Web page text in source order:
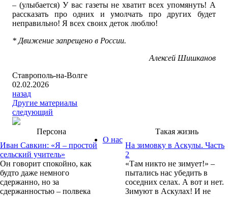
– (улыбается) У вас газеты не хватит всех упомянуть! А
рассказать про одних и умолчать про других будет
неправильно! Я всех своих деток люблю!
* Движение запрещено в России.
Алексей Шишканов
Ставрополь-на-Волге
02.02.2026
назад
Другие материалы
следующий
Персона
Иван Савкин: «Я – простой
сельский учитель»
Он говорит спокойно, как
будто даже немного
сдержанно, но за
сдержанностью – полвека
Такая жизнь
На зимовку в Аскулы. Часть
2
«Там никто не зимует!» –
пытались нас убедить в
соседних селах. А вот и нет.
Зимуют в Аскулах! И не
О нас